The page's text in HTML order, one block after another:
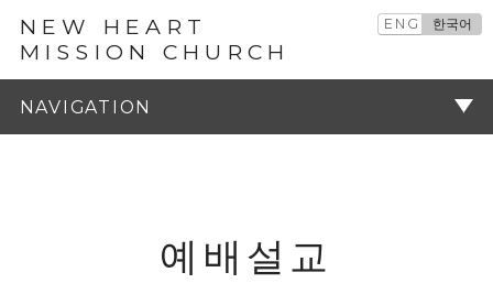
NEW HEART
MISSION CHURCH
ENG 한국어
예배설교